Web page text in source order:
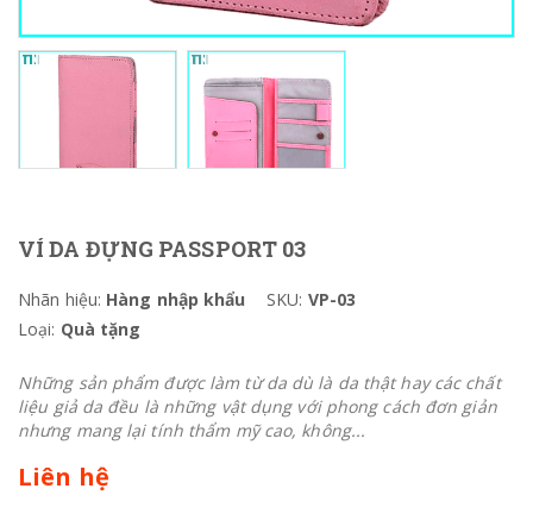
VÍ DA ĐỰNG PASSPORT 03
Nhãn hiệu: Hàng nhập khẩu SKU: VP-03
Loại: Quà tặng
Những sản phẩm được làm từ da dù là da thật hay các chất
liệu giả da đều là những vật dụng với phong cách đơn giản
nhưng mang lại tính thẩm mỹ cao, không...
Liên hệ